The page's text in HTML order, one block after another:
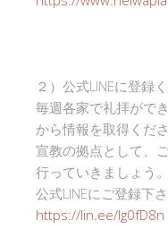
２）公式LINEに登録
毎週各家で礼拝がで
から情報を取得くださ
宣教の拠点として、
行っていきましょう。
公式LINEにご登録下さ
https://lin.ee/Ig0fD8n